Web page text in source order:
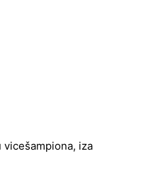
iza